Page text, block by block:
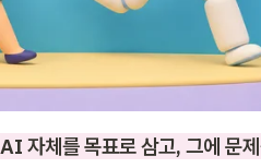
AI 자체를 목표로 삼고, 그에 문